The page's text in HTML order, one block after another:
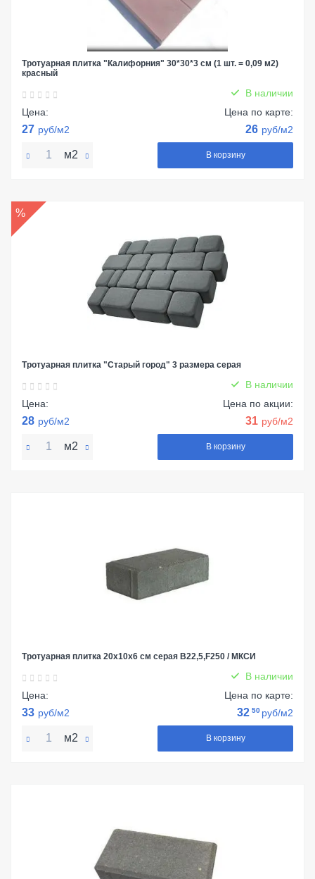
Тротуарная плитка "Калифорния" 30*30*3 см (1 шт. = 0,09 м2)
красный
В наличии
Цена:
27 руб/м2
Цена по карте:
26 руб/м2
м2 В корзину
Тротуарная плитка "Старый город" 3 размера серая
В наличии
Цена:
28 руб/м2
Цена по акции:
31 руб/м2
м2 В корзину
%
Тротуарная плитка 20х10х6 см серая В22,5,F250 / МКСИ
В наличии
Цена:
33 руб/м2
Цена по карте:
32 50 руб/м2
м2 В корзину